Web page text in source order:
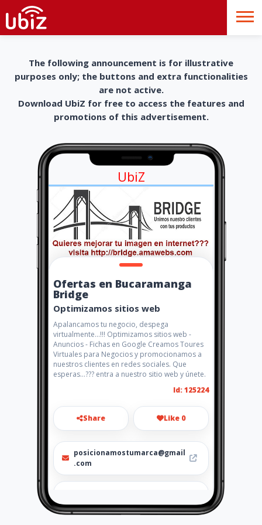
The following announcement is for illustrative
purposes only; the buttons and extra functionalities
are not active.
Download UbiZ for free to access the features and
promotions of this advertisement.
UbiZ
Ofertas en Bucaramanga
Bridge
Optimizamos sitios web
Apalancamos tu negocio, despega
virtualmente...!!! Optimizamos sitios web -
Anuncios - Fichas en Google Creamos Toures
Virtuales para Negocios y promocionamos a
nuestros clientes en redes sociales. Que
esperas...??? entra a nuestro sitio web y únete.
Id: 125224
Share Like 0
posicionamostumarca@gmail
.com